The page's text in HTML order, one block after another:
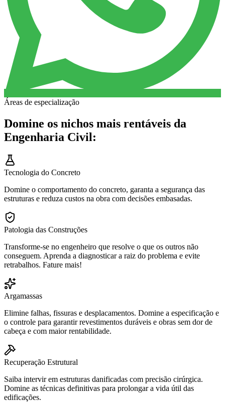
Áreas de especialização
Domine os nichos mais rentáveis da
Engenharia Civil:
Tecnologia do Concreto
Domine o comportamento do concreto, garanta a segurança das
estruturas e reduza custos na obra com decisões embasadas.
Patologia das Construções
Transforme-se no engenheiro que resolve o que os outros não
conseguem. Aprenda a diagnosticar a raiz do problema e evite
retrabalhos. Fature mais!
Argamassas
Elimine falhas, fissuras e desplacamentos. Domine a especificação e
o controle para garantir revestimentos duráveis e obras sem dor de
cabeça e com maior rentabilidade.
Recuperação Estrutural
Saiba intervir em estruturas danificadas com precisão cirúrgica.
Domine as técnicas definitivas para prolongar a vida útil das
edificações.